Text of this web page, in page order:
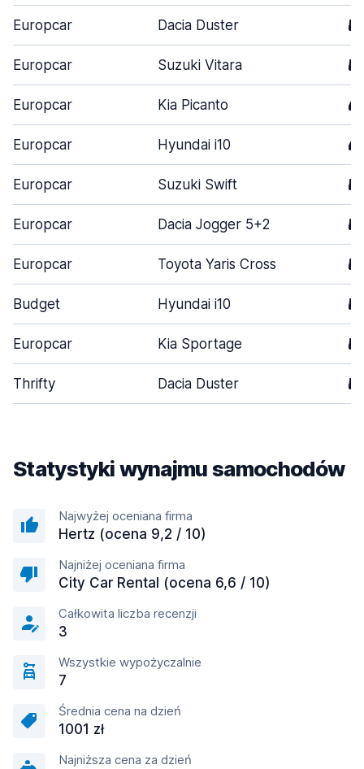
Europcar Dacia Duster 5
Europcar Suzuki Vitara 5
Europcar Kia Picanto 4
Europcar Hyundai i10 4
Europcar Suzuki Swift 5
Europcar Dacia Jogger 5+2 5
Europcar Toyota Yaris Cross 5
Budget Hyundai i10 5
Europcar Kia Sportage 5
Thrifty Dacia Duster 5
Statystyki wynajmu samochodów
Najwyżej oceniana firma
Hertz (ocena 9,2 / 10)
Najniżej oceniana firma
City Car Rental (ocena 6,6 / 10)
Całkowita liczba recenzji
3
Wszystkie wypożyczalnie
7
Średnia cena na dzień
1001 zł
Najniższa cena za dzień